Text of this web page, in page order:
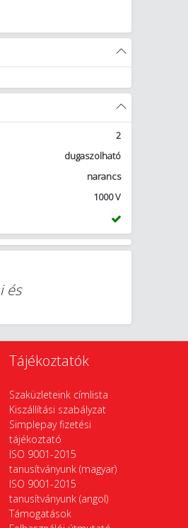
2
dugaszolható
narancs
1000 V
és
Tájékoztatók
Szaküzleteink címlista
Kiszállítási szabályzat
Simplepay fizetési
tájékoztató
ISO 9001-2015
tanusítványunk (magyar)
ISO 9001-2015
tanusítványunk (angol)
Támogatások